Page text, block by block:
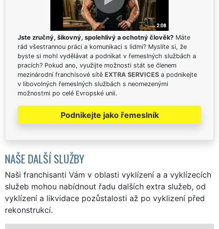
Jste zručný, šikovný, spolehlivý a ochotný člověk? Máte
rád všestrannou práci a komunikaci s lidmi? Myslíte si, že
byste si mohl vydělávat a podnikat v řemeslných službách a
pracích? Pokud ano, využijte možnosti stát se členem
mezinárodní franchisové sítě EXTRA SERVICES a podnikejte
v libovolných řemeslných službách s neomezenými
možnostmi po celé Evropské unii.
Podnikejte jako řemeslník
NAŠE DALŠÍ SLUŽBY
Naši franchisanti Vám v oblasti vyklízení a a vyklízecích
služeb mohou nabídnout řadu dalších extra služeb, od
vyklízení a likvidace pozůstalosti až po vyklizení před
rekonstrukcí.